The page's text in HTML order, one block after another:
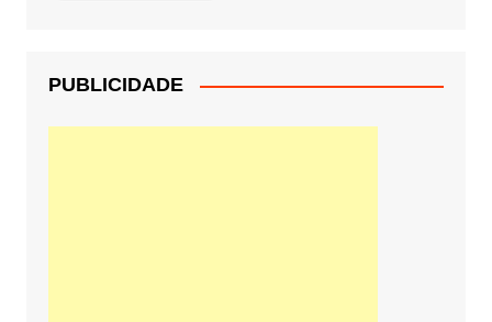
PUBLICIDADE